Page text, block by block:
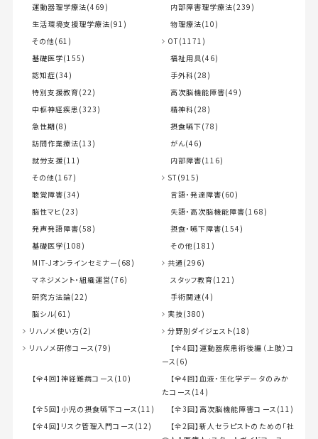
運動器理学療法(469)
内部障害理学療法(239)
生活環境支援理学療法(91)
物理療法(10)
その他(61)
OT(1171)
基礎医学(155)
福祉用具(46)
認知症(34)
手外科(28)
特別支援教育(22)
高次脳機能障害(49)
中枢神経疾患(323)
精神科(28)
急性期(8)
摂食嚥下(78)
訪問作業療法(13)
がん(46)
就労支援(11)
内部障害(116)
その他(167)
ST(915)
聴覚障害(34)
言語・発達障害(60)
脳性マヒ(23)
失語・高次脳機能障害(168)
発声発語障害(58)
摂食・嚥下障害(154)
基礎医学(108)
その他(181)
MIT-Jオンラインセミナー(68)
共通(296)
マネジメント・組織運営(76)
スタッフ教育(121)
研究方法論(22)
手術関連(4)
脳シル(61)
実技(380)
リハノメ使い方(2)
分野別ダイジェスト(18)
リハノメ研修コース(79)
【全4回】運動器疾患術後編（上肢）コ
ース(6)
【全4回】神経難病コース(10)
【全4回】血液・生化学データのみか
たコース(14)
【全5回】小児の摂食嚥下コース(11)
【全3回】高次脳機能障害コース(11)
【全4回】リスク管理入門コース(12)
【全2回】新人セラピストのための「社